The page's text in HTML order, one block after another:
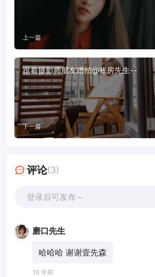
上一篇
跟着摄影师朋友蹭拍@账房先生--
下一篇
评论(3)
登录后可发布～
磨口先生
哈哈哈 谢谢壹先森
10 年前